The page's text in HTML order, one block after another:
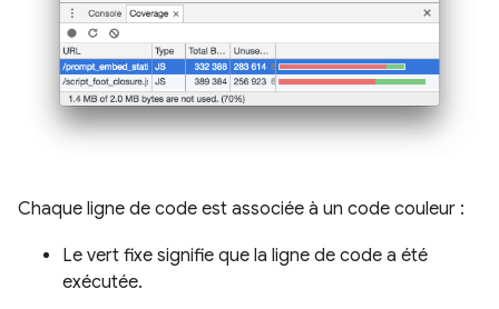
Chaque ligne de code est associée à un code couleur :
Le vert fixe signifie que la ligne de code a été
exécutée.